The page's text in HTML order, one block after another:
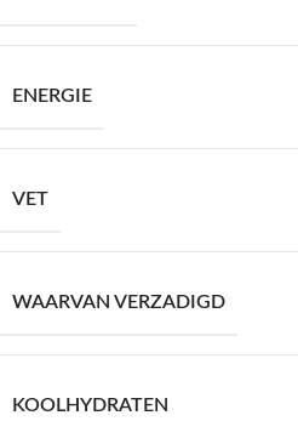
ENERGIE
VET
WAARVAN VERZADIGD
KOOLHYDRATEN